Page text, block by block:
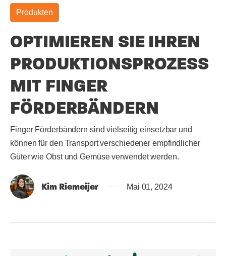
Produkten
OPTIMIEREN SIE IHREN
PRODUKTIONSPROZESS
MIT FINGER
FÖRDERBÄNDERN
Finger Förderbändern sind vielseitig einsetzbar und
können für den Transport verschiedener empfindlicher
Güter wie Obst und Gemüse verwendet werden.
Kim Riemeijer Mai 01, 2024